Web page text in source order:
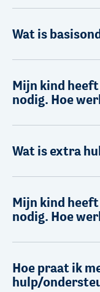
Wat is
Mijn kind
nodig. Hoe
Wat is extra
Mijn kind
nodig. Hoe
Hoe praat ik
hulp/